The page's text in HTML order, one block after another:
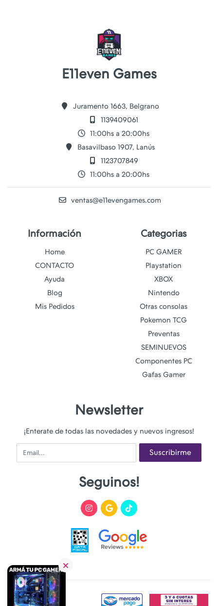
E11even Games
Juramento 1663, Belgrano
1139409061
11:00hs a 20:00hs
Basavilbaso 1907, Lanús
1123707849
11:00hs a 20:00hs
ventas@e11evengames.com
Información
Home
CONTACTO
Ayuda
Blog
Mis Pedidos
Categorias
PC GAMER
Playstation
XBOX
Nintendo
Otras consolas
Pokemon TCG
Preventas
SEMINUEVOS
Componentes PC
Gafas Gamer
Newsletter
¡Enterate de todas las novedades y nuevos ingresos!
Email Suscribirme
Seguinos!